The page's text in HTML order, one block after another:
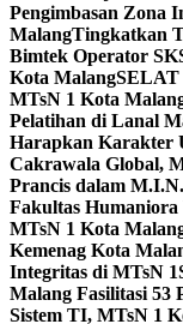
Pengimbasan Zona
MalangTingkatkan
Bimtek Operator
Kota MalangSELAT
MTsN 1 Kota
Pelatihan di Lanal
Harapkan Karakter
Cakrawala Global,
Prancis dalam
Fakultas
MTsN 1 Kota
Kemenag Kota
Integritas di MTsN 1
Malang Fasilitasi 53
Sistem TI, MTsN 1